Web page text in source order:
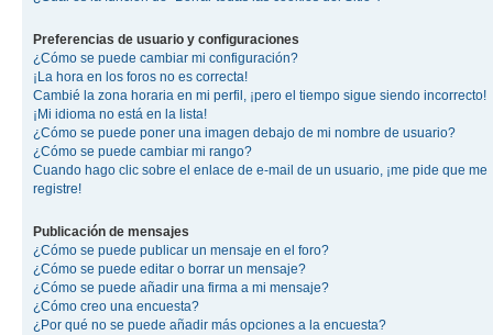
Preferencias de usuario y configuraciones
¿Cómo se puede cambiar mi configuración?
¡La hora en los foros no es correcta!
Cambié la zona horaria en mi perfil, ¡pero el tiempo sigue siendo incorrecto!
¡Mi idioma no está en la lista!
¿Cómo se puede poner una imagen debajo de mi nombre de usuario?
¿Cómo se puede cambiar mi rango?
Cuando hago clic sobre el enlace de e-mail de un usuario, ¡me pide que me
registre!
Publicación de mensajes
¿Cómo se puede publicar un mensaje en el foro?
¿Cómo se puede editar o borrar un mensaje?
¿Cómo se puede añadir una firma a mi mensaje?
¿Cómo creo una encuesta?
¿Por qué no se puede añadir más opciones a la encuesta?